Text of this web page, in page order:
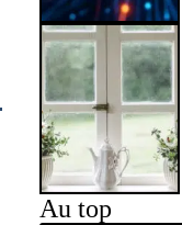
Au top